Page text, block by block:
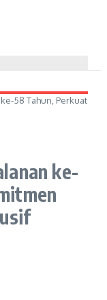
58 Tahun, Perkuat
ke-